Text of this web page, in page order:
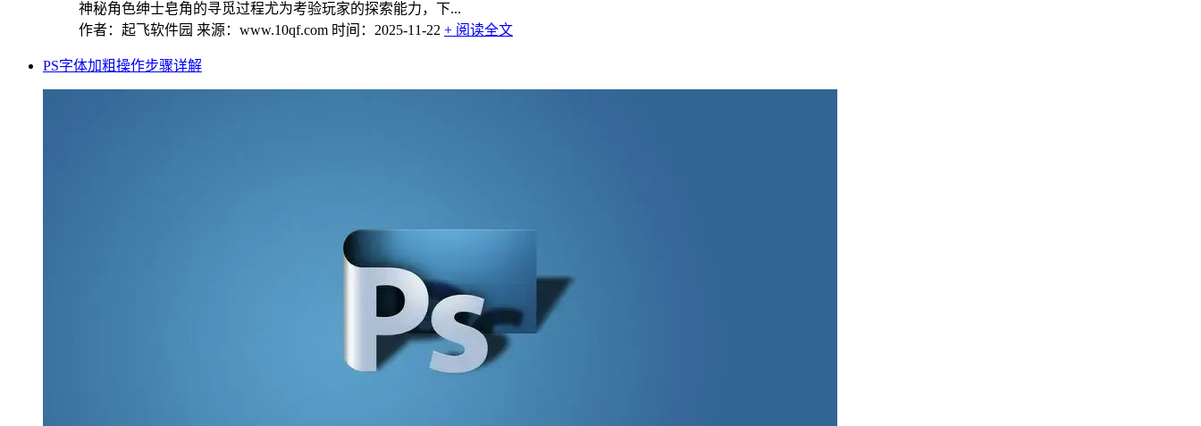
神秘角色绅士皂角的寻觅过程尤为考验玩家的探索能力，下...
作者：起飞软件园 来源：www.10qf.com 时间：2025-11-22 + 阅读全文
PS字体加粗操作步骤详解